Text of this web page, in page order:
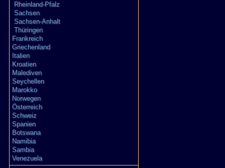
Rheinland-Pfalz
Sachsen
Sachsen-Anhalt
Thüringen
Frankreich
Griechenland
Italien
Kroatien
Malediven
Seychellen
Marokko
Norwegen
Österreich
Schweiz
Spanien
Botswana
Namibia
Sambia
Venezuela